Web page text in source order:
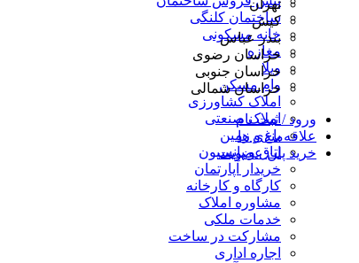
ساختمان کلنگی
خانه مسکونی
مغازه
ویلا
وام مسکن
املاک کشاورزی
املاک صنعتی
باغ و زمین
اتاق و پانسیون
خریدار آپارتمان
کارگاه و کارخانه
مشاوره املاک
خدمات ملکی
مشارکت در ساخت
اجاره اداری
تهران
کیش
بندر عباس
خراسان رضوی
خراسان جنوبی
خراسان شمالی
ورود / ثبت نام
علاقه‌مندی ها
خرید پلن عضویت